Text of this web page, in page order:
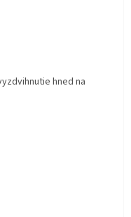
5 hviezdičiek.
hned na
5 hviezdičiek.